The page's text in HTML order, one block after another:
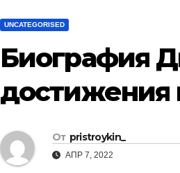
UNCATEGORISED
Биография
достижения
От pristroykin_
АПР 7, 2022